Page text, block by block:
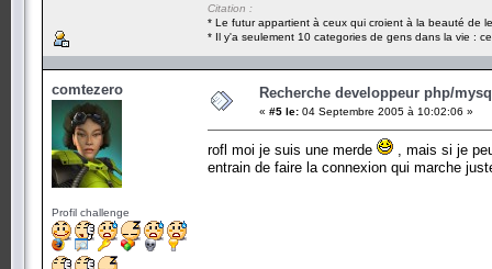
Citation :
* Le futur appartient à ceux qui croient à la beauté de
* Il y'a seulement 10 categories de gens dans la vie :
comtezero
Profil challenge
Recherche developpeur php/
« #5 le: 04 Septembre 2005 à 10:02:06 »
rofl moi je suis une merde
, mais si je
entrain de faire la connexion qui marche